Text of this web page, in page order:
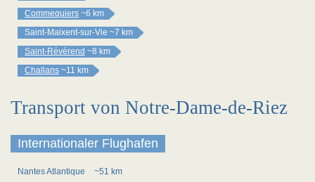
Commequiers ~6 km
Saint-Maixent-sur-Vie ~7 km
Saint-Révérend ~8 km
Challans ~11 km
Transport von Notre-Dame-de-Riez
Internationaler Flughafen
Nantes Atlantique ~51 km